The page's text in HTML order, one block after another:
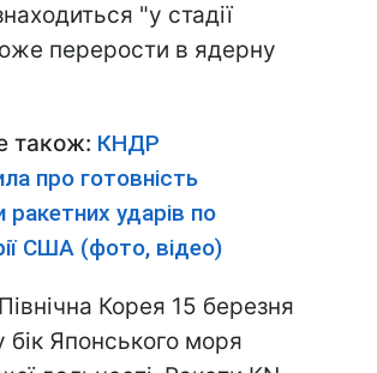
"у стадії
перерости в ядерну
також: КНДР
про готовність
ракетних ударів по
США (фото, відео)
Корея 15 березня
бік Японського моря